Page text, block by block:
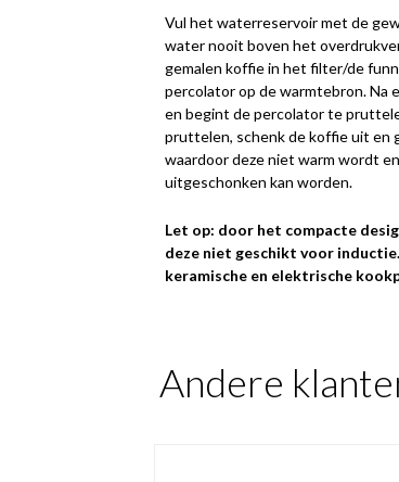
Vul het waterreservoir met de
water nooit boven het
gemalen koffie in het filter/de
percolator op de warmtebron. Na
en begint de percolator te
pruttelen, schenk de koffie uit en
waardoor deze niet warm wordt
uitgeschonken kan worden.
Let op: door het compacte
deze niet geschikt voor
keramische en elektrische
Andere